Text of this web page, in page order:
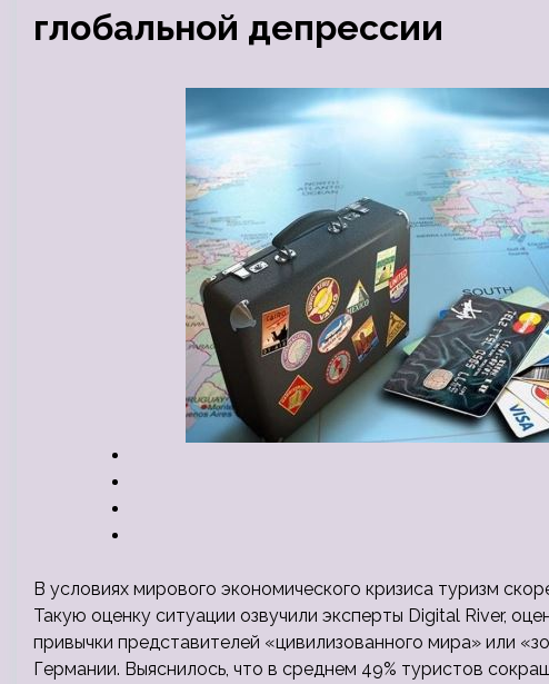
глобальной депрессии
В условиях мирового экономического кризиса туризм
Такую оценку ситуации озвучили эксперты Digital River,
привычки представителей «цивилизованного мира» или
Германии. Выяснилось, что в среднем 49% туристов